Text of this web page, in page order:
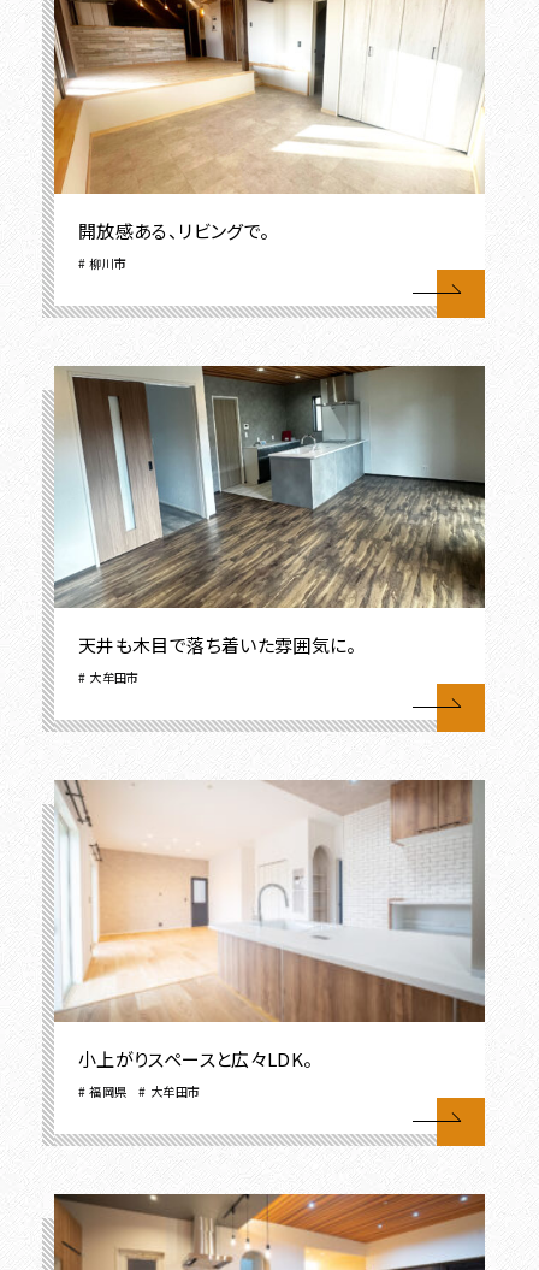
開放感ある、リビングで。
柳川市
天井も木目で落ち着いた雰囲気に。
大牟田市
小上がりスペースと広々LDK。
福岡県 大牟田市